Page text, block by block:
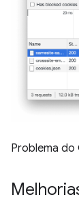
Problema do